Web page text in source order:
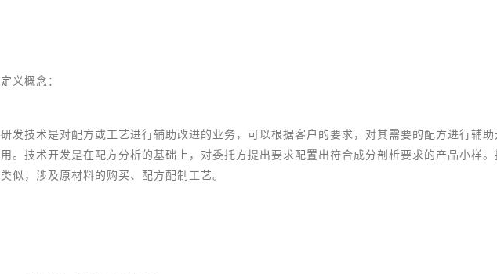
定义概念：
研发技术是对配方或工艺进行辅助改进的业务，可以根据客户的要求，对其需要的配方进行辅
用。技术开发是在配方分析的基础上，对委托方提出要求配置出符合成分剖析要求的产品小样
类似，涉及原材料的购买、配方配制工艺。